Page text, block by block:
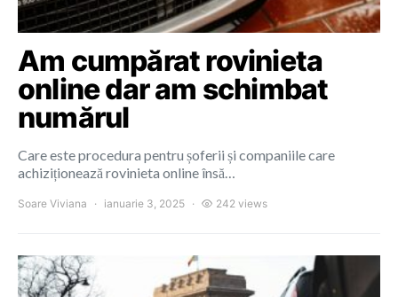
Am cumpărat rovinieta
online dar am schimbat
numărul
Care este procedura pentru șoferii și companiile care
achiziționează rovinieta online însă…
Soare Viviana ianuarie 3, 2025 242 views